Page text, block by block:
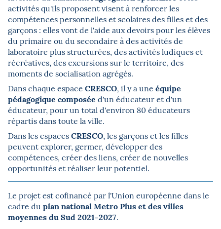
activités qu'ils proposent visent à renforcer les
compétences personnelles et scolaires des filles et des
garçons : elles vont de l'aide aux devoirs pour les élèves
du primaire ou du secondaire à des activités de
laboratoire plus structurées, des activités ludiques et
récréatives, des excursions sur le territoire, des
moments de socialisation agrégés.
Dans chaque espace CRESCO, il y a une équipe
pédagogique composée d'un éducateur et d'un
éducateur, pour un total d'environ 80 éducateurs
répartis dans toute la ville.
Dans les espacesCRESCO, les garçons et les filles
peuvent explorer, germer, développer des
compétences, créer des liens, créer de nouvelles
opportunités et réaliser leur potentiel.
Le projet est cofinancé par l'Union européenne dans le
cadre du plan national Metro Plus et des villes
moyennes du Sud 2021-2027.